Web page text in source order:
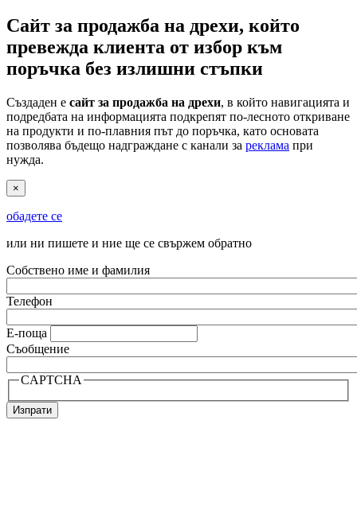
Сайт за продажба на дрехи, който
превежда клиента от избор към
поръчка без излишни стъпки
Създаден е сайт за продажба на дрехи, в който навигацията и
подредбата на информацията подкрепят по-лесното откриване
на продукти и по-плавния път до поръчка, като основата
позволява бъдещо надграждане с канали за реклама при
нужда.
×
обадете се
или ни пишете и ние ще се свържем обратно
Собствено име и фамилия
Телефон
Е-поща
Съобщение
CAPTCHA